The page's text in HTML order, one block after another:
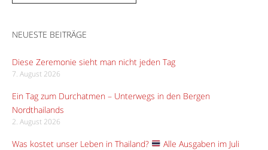
NEUESTE BEITRÄGE
Diese Zeremonie sieht man nicht jeden Tag
7. August 2026
Ein Tag zum Durchatmen – Unterwegs in den Bergen
Nordthailands
2. August 2026
Was kostet unser Leben in Thailand?
Alle Ausgaben im Juli